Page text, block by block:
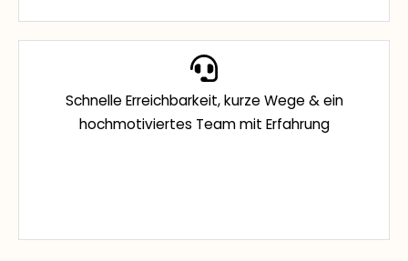
Schnelle Erreichbarkeit, kurze Wege & ein
hochmotiviertes Team mit Erfahrung